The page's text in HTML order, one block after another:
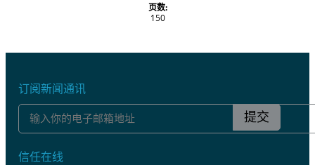
页数:
150
订阅新闻通讯
提交
信任在线